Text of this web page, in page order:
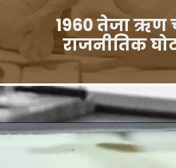
1960 तेजा ऋण